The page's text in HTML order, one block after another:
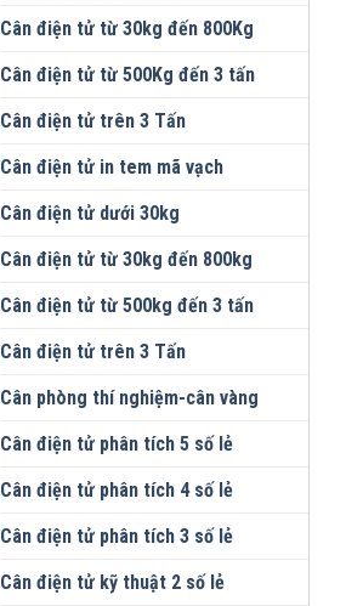
Cân điện tử từ 30kg đến 800Kg
Cân điện tử từ 500Kg đến 3 tấn
Cân điện tử trên 3 Tấn
Cân điện tử in tem mã vạch
Cân điện tử dưới 30kg
Cân điện tử từ 30kg đến 800kg
Cân điện tử từ 500kg đến 3 tấn
Cân điện tử trên 3 Tấn
Cân phòng thí nghiệm-cân vàng
Cân điện tử phân tích 5 số lẻ
Cân điện tử phân tích 4 số lẻ
Cân điện tử phân tích 3 số lẻ
Cân điện tử kỹ thuật 2 số lẻ